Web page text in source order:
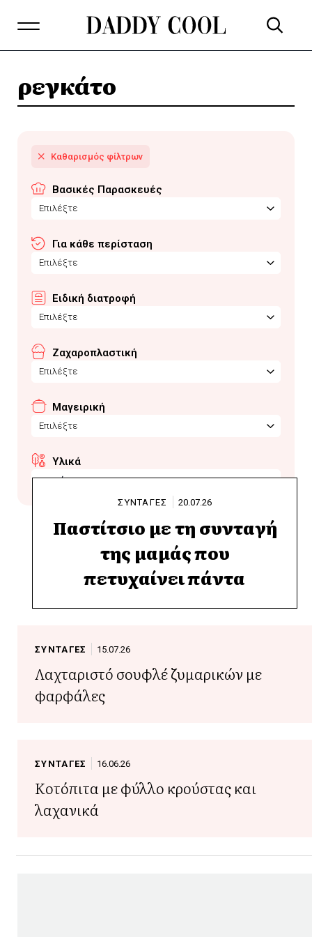
ρεγκάτο
Βασικές Παρασκευές
Επιλέξτε
Για κάθε περίσταση
Επιλέξτε
Ειδική διατροφή
Επιλέξτε
Ζαχαροπλαστική
Επιλέξτε
Μαγειρική
Επιλέξτε
Υλικά
ρεγκάτο
ΣΥΝΤΑΓΕΣ 20.07.26
Παστίτσιο με τη συνταγή
της μαμάς που
πετυχαίνει πάντα
ΣΥΝΤΑΓΕΣ 15.07.26
Λαχταριστό σουφλέ ζυμαρικών με
φαρφάλες
ΣΥΝΤΑΓΕΣ 16.06.26
Κοτόπιτα με φύλλο κρούστας και
λαχανικά